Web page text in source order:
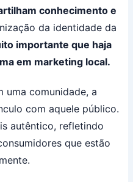
conhecimento e
da identidade da
importante que haja
em marketing local.
uma comunidade, a
com aquele público.
autêntico, refletindo
que estão